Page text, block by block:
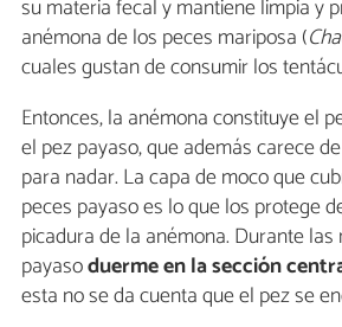
su materia fecal y mantiene limpia y
anémona de los peces mariposa (
cuales gustan de consumir los
Entonces, la anémona constituye el
el pez payaso, que además carece
para nadar. La capa de moco que
peces payaso es lo que los protege
picadura de la anémona. Durante las
payasoduerme en la sección
esta no se da cuenta que el pez se